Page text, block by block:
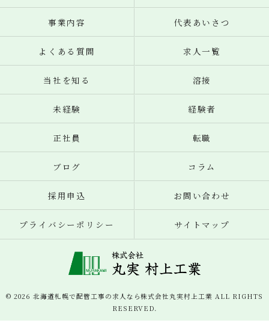
事業内容 代表あいさつ
よくある質問 求人一覧
当社を知る 溶接
未経験 経験者
正社員 転職
ブログ コラム
採用申込 お問い合わせ
プライバシーポリシー サイトマップ
© 2026 北海道札幌で配管工事の求人なら株式会社丸実村上工業 ALL RIGHTS
RESERVED.